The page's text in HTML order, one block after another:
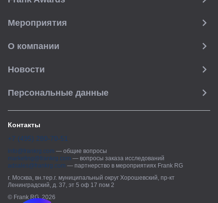
Мероприятия
О компании
Новости
Персональные данные
Контакты
+7 (495) 280-70-51
общие вопросы
—
info@frankrg.com
вопросы заказа исследований
—
marketing@frankrg.com
партнерство в мероприятиях Frank RG
—
adsales@frankrg.com
г. Москва, вн.тер.г. муниципальный округ Хорошевский, пр-кт
Ленинградский, д. 37, эт 5 оф 17 пом 2
© Frank RG, 2026